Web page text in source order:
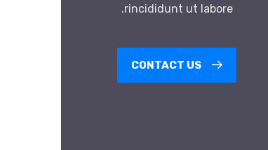
rincididunt ut labore.
CONTACT US